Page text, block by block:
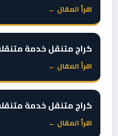
اقرأ المقال ←
كراج متنقل خدمة متنقلة 24
اقرأ المقال ←
كراج متنقل خدمة متنقلة 24
اقرأ المقال ←